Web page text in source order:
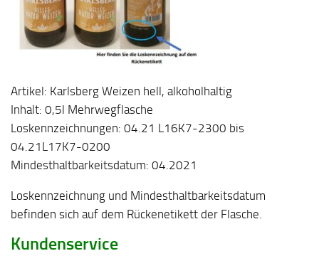
Artikel: Karlsberg Weizen hell, alkoholhaltig
Inhalt: 0,5l Mehrwegflasche
Loskennzeichnungen: 04.21 L16K7-2300 bis
04.21L17K7-0200
Mindesthaltbarkeitsdatum: 04.2021
Loskennzeichnung und Mindesthaltbarkeitsdatum
befinden sich auf dem Rückenetikett der Flasche.
Kundenservice